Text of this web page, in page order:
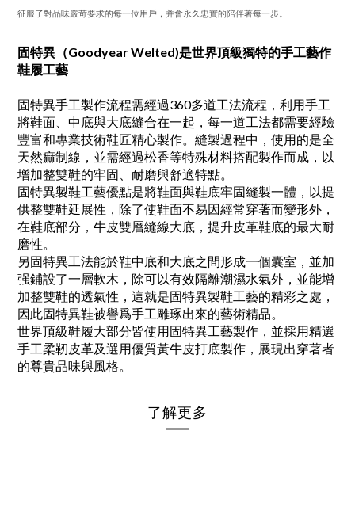
征服了對品味嚴苛要求的每一位用戶，并會永久忠實的陪伴著每一步。
固特異（Goodyear Welted)是世界頂級獨特的手工藝作
鞋履工藝
固特異手工製作流程需經過360多道工法流程，利用手工
將鞋面、中底與大底縫合在一起，每一道工法都需要經驗
豐富和專業技術鞋匠精心製作。縫製過程中，使用的是全
天然痲制線，並需經過松香等特殊材料搭配製作而成，以
增加整雙鞋的牢固、耐磨與舒適特點。
固特異製鞋工藝優點是將鞋面與鞋底牢固縫製一體，以提
供整雙鞋延展性，除了使鞋面不易因經常穿著而變形外，
在鞋底部分，牛皮雙層縫線大底，提升皮革鞋底的最大耐
磨性。
另固特異工法能於鞋中底和大底之間形成一個囊室，並加
强鋪設了一層軟木，除可以有效隔離潮濕水氣外，並能增
加整雙鞋的透氣性，這就是固特異製鞋工藝的精彩之處，
因此固特異鞋被譽爲手工雕琢出來的藝術精品。
世界頂級鞋履大部分皆使用固特異工藝製作，並採用精選
手工柔靭皮革及選用優質黃牛皮打底製作，展現出穿著者
的尊貴品味與風格。
了解更多